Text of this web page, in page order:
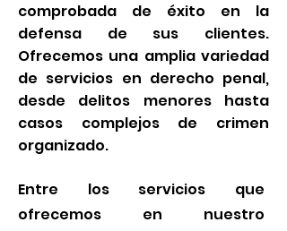
comprobada de éxito en la
defensa de sus clientes.
Ofrecemos una amplia variedad
de servicios en derecho penal,
desde delitos menores hasta
casos complejos de crimen
organizado.
Entre los servicios que
ofrecemos en nuestro